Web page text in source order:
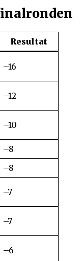
Resultat
–16
–12
–10
–8
–8
–7
–7
–6